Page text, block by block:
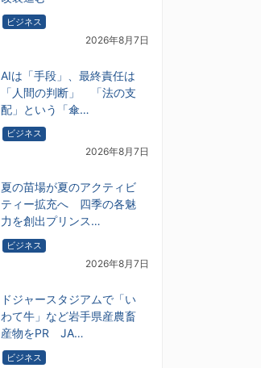
ビジネス
2026年8月7日
AIは「手段」、最終責任は
「人間の判断」 「法の支
配」という「傘…
ビジネス
2026年8月7日
夏の苗場が夏のアクティビ
ティー拡充へ 四季の各魅
力を創出プリンス…
ビジネス
2026年8月7日
ドジャースタジアムで「い
わて牛」など岩手県産農畜
産物をPR JA…
ビジネス